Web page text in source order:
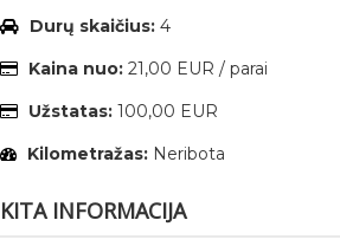
Durų skaičius: 4
Kaina nuo: 21,00 EUR / parai
Užstatas: 100,00 EUR
Kilometražas: Neribota
KITA INFORMACIJA